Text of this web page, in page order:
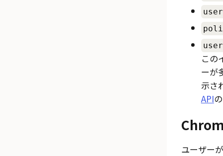
この
ーが
示さ
API
ユーザー